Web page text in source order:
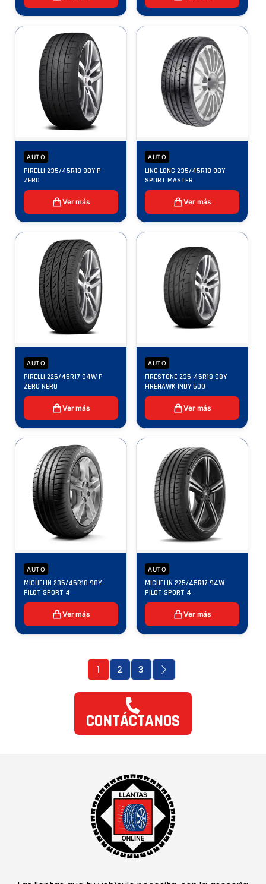
AUTO
PIRELLI 235/45R18 98Y P
ZERO
Ver más
AUTO
LING LONG 235/45R18 98Y
SPORT MASTER
Ver más
AUTO
PIRELLI 225/45R17 94W P
ZERO NERO
Ver más
AUTO
FIRESTONE 235-45R18 98Y
FIREHAWK INDY 500
Ver más
AUTO
MICHELIN 235/45R18 98Y
PILOT SPORT 4
Ver más
AUTO
MICHELIN 225/45R17 94W
PILOT SPORT 4
Ver más
1 2 3
CONTÁCTANOS